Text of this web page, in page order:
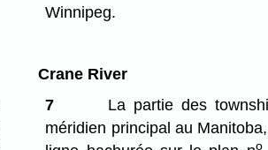
Winnipeg.
Crane River
7
La partie des
méridien principal au
o